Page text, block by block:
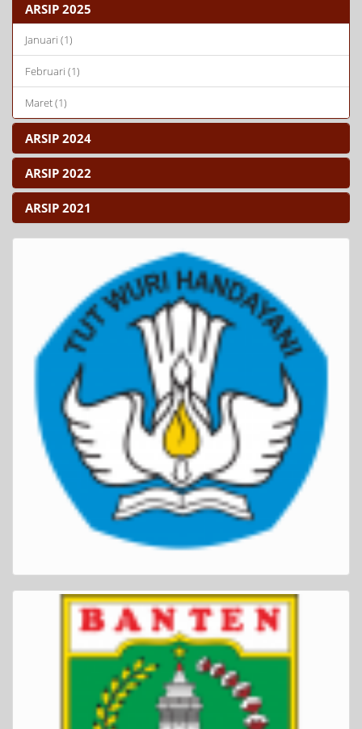
ARSIP 2025
Januari (1)
Februari (1)
Maret (1)
ARSIP 2024
ARSIP 2022
ARSIP 2021